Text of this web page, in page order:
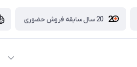
20 سال سابقه فروش حضوری